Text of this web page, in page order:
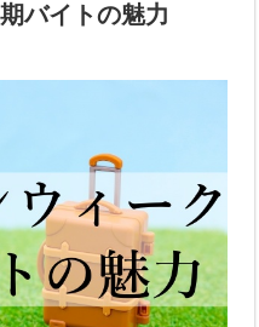
バイトの魅力